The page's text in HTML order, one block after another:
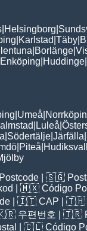
Helsingborg
Karlstad Täby
Borlänge
Enköping Huddinge
Umeå
Luleå
Södertälje Järfälla
Piteå Hudiksvall
Postcode | 🇸🇬
| 🇲🇽 Código
| 🇮🇹 CAP | 🇹🇭
우편번호 | 🇹🇷
| 🇨🇱 Código